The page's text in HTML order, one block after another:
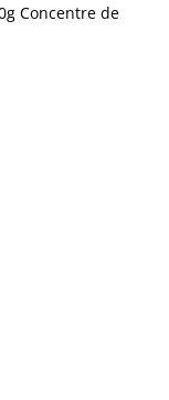
Concentre de